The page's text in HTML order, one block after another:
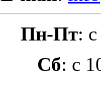
Пн-Пт:
Сб: с